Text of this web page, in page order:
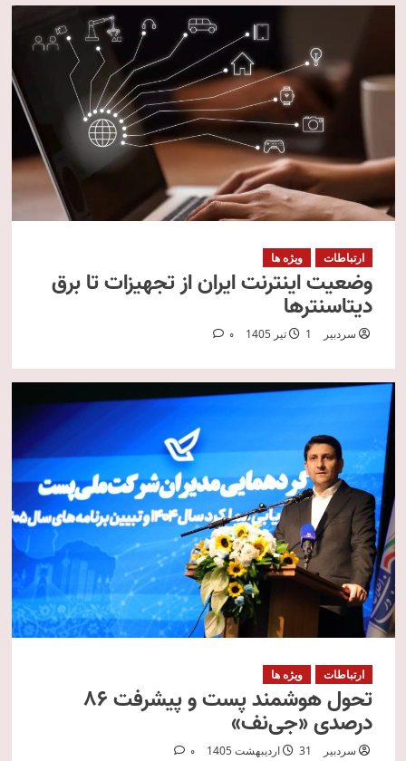
ارتباطات ویژه ها
وضعیت اینترنت ایران از تجهیزات تا برق
دیتاسنترها
سردبیر 1 تیر 1405 0
ارتباطات ویژه ها
تحول هوشمند پست و پیشرفت ۸۶
درصدی «جی‌نف»
سردبیر 31 اردیبهشت 1405 0